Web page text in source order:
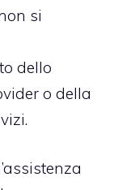
si
dello
o della